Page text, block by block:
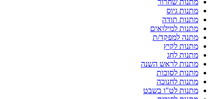
מתנות שחרור
מתנות גיוס
מתנות תודה
מתנות למילואים
מתנה למפקד/ת
מתנות לקיץ
מתנות לחג
מתנות לראש השנה
מתנות לסוכות
מתנות לחנוכה
מתנות לט"ו בשבט